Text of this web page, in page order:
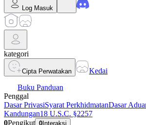
Log Masuk
kategori
Cipta Perwatakan
Kedai
Buku Panduan
Penggal
Dasar PrivasiSyarat PerkhidmatanDasar
Kandungan18 U.S.C. §2257
0Pengikut 0 Interaksi